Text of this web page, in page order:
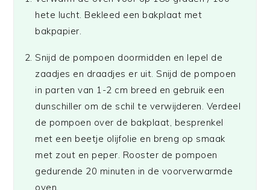
hete lucht. Bekleed een bakplaat met
bakpapier.
Snijd de pompoen doormidden en lepel de
zaadjes en draadjes er uit. Snijd de pompoen
in parten van 1-2 cm breed en gebruik een
dunschiller om de schil te verwijderen. Verdeel
de pompoen over de bakplaat, besprenkel
met een beetje olijfolie en breng op smaak
met zout en peper. Rooster de pompoen
gedurende 20 minuten in de voorverwarmde
oven.